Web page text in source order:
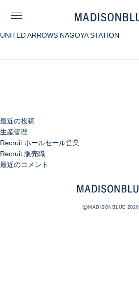
UNITED ARROWS NAGOYA STATION
検
最近の投稿
生産管理
Recruit ホールセール営業
Recruit 販売職
最近のコメント
©MADISONBLUE 2020